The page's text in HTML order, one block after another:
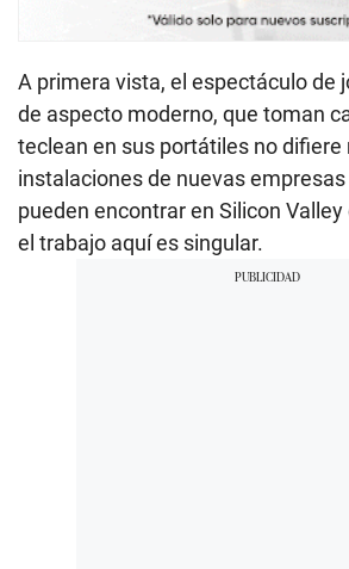
A primera vista, el espectáculo de
de aspecto moderno, que toman
teclean en sus portátiles no difiere
instalaciones de nuevas
pueden encontrar en Silicon
el trabajo aquí es singular.